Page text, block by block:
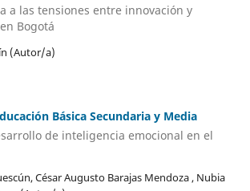
a las tensiones entre innovación y
Bogotá
(Autor/a)
Básica Secundaria y Media
de inteligencia emocional en el
César Augusto Barajas Mendoza , Nubia